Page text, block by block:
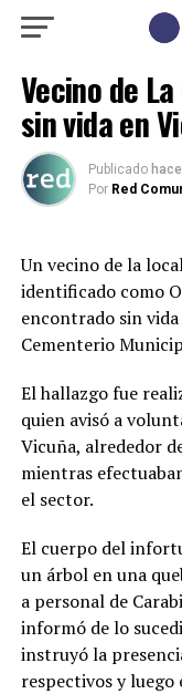
Vecino de
sin vida en
Publicado
Por Red
Un vecino de la
identificado como
encontrado sin
Cementerio
El hallazgo fue
quien avisó a
Vicuña, alrededor
mientras
el sector.
El cuerpo del
un árbol en una
a personal de
informó de lo
instruyó la
respectivos y